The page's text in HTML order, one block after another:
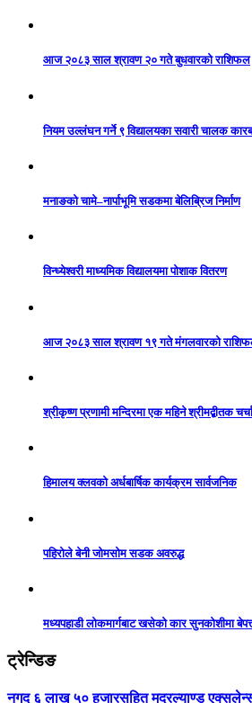
आज २०८३ साल श्रावण २० गते बुधवारको राशिफल
नियम उल्लंघन गर्ने ९ विद्यालयका सवारी चालक
मनाङको चामे–नार्पाभूमि सडकमा बेलिब्रिज निर्माण
विन्ध्येश्वरी माध्यमिक विद्यालयमा पोशाक वितरण
आज २०८३ साल श्रावण १९ गते मंगलवारको
श्रीकृष्ण प्रणामी मन्दिरमा एक महिने श्रीमद्बीतक
हिमालय क्लवको अर्धबार्षिक कार्यक्रम सार्वजनिक
पहिरोले बेनी जोमसोम सडक अवरुद्ध
मध्यपहाडी लोकमार्गबाट खसेको कार सुनकोशीमा
ट्रेन्डिङ
नगद ६ लाख ५० हजारसहित मदरल्याण्ड